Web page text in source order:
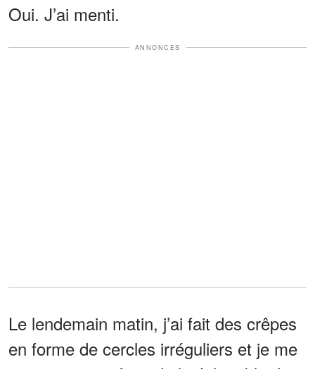
Oui. J’ai menti.
ANNONCES
Le lendemain matin, j’ai fait des crêpes
en forme de cercles irréguliers et je me